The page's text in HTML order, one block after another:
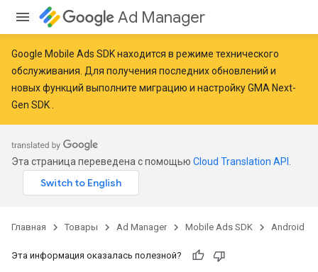
Ad Manager
Google Mobile Ads SDK находится в режиме технического
обслуживания. Для получения последних обновлений и
новых функций выполните миграцию и настройку GMA Next-
Gen SDK
Эта страница переведена с помощью Cloud Translation API
Главная Товары Ad Manager Mobile Ads SDK Android
Эта информация оказалась полезной?